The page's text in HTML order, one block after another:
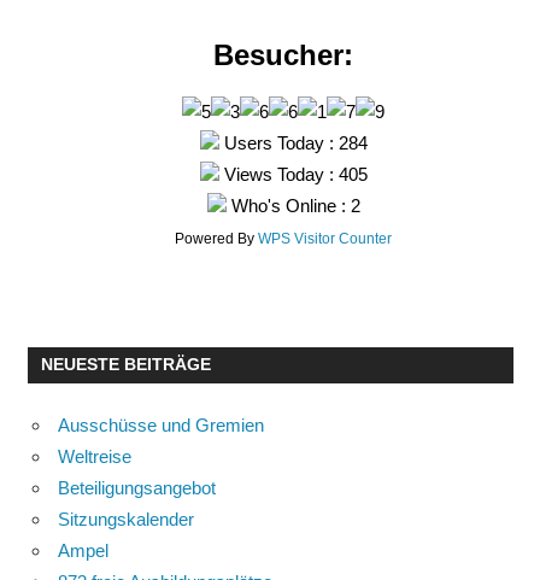
Besucher:
Users Today : 284
Views Today : 405
Who's Online : 2
Powered ByWPS Visitor Counter
NEUESTE BEITRÄGE
Ausschüsse und Gremien
Weltreise
Beteiligungsangebot
Sitzungskalender
Ampel